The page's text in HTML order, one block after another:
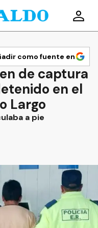
como fuente en
de captura
en el
Largo
a pie